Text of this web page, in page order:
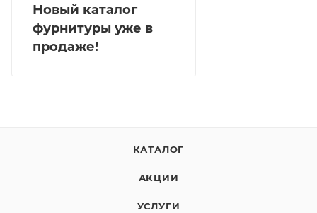
Новый каталог
фурнитуры уже в
продаже!
КАТАЛОГ
АКЦИИ
УСЛУГИ